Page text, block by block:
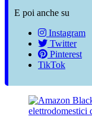
E poi anche su
Instagram
Twitter
Pinterest
TikTok